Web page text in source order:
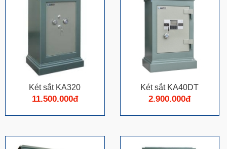
Két sắt KA320
11.500.000đ
Két sắt KA40DT
2.900.000đ